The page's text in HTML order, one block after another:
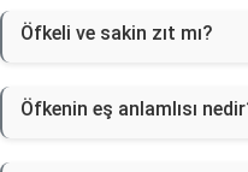
Öfkeli ve sakin zıt mı?
Öfkenin eş anlamlısı